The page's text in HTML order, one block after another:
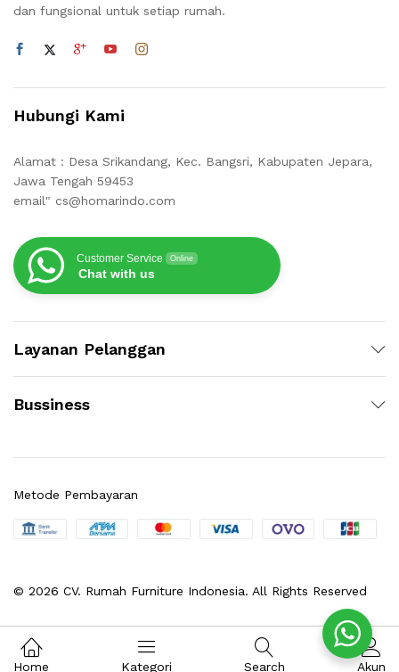
dan fungsional untuk setiap rumah.
Hubungi Kami
Alamat : Desa Srikandang, Kec. Bangsri, Kabupaten Jepara,
Jawa Tengah 59453
email" cs@homarindo.com
Customer Service Online
Chat with us
Layanan Pelanggan
Bussiness
© 2026 CV. Rumah Furniture Indonesia. All Rights Reserved
Metode Pembayaran
Home Kategori Search Akun